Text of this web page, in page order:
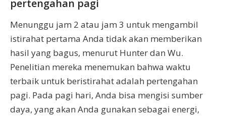
pertengahan pagi
Menunggu jam 2 atau jam 3 untuk mengambil
istirahat pertama Anda tidak akan memberikan
hasil yang bagus, menurut Hunter dan Wu.
Penelitian mereka menemukan bahwa waktu
terbaik untuk beristirahat adalah pertengahan
pagi. Pada pagi hari, Anda bisa mengisi sumber
daya, yang akan Anda gunakan sebagai energi,